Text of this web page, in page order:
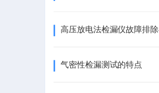
气密性检漏测试的特点